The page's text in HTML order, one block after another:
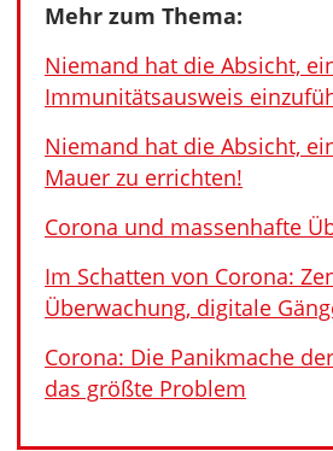
Mehr zum Thema:
Niemand hat die Absicht,
Immunitätsausweis
Niemand hat die Absicht,
Mauer zu errichten!
Corona und massenhafte
Im Schatten von Corona:
Überwachung, digitale
Corona: Die Panikmache
das größte Problem